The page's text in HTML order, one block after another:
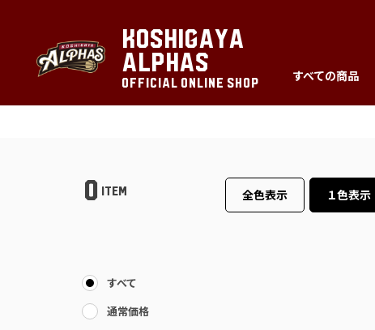
KOSHIGAYA
ALPHAS
OFFICIAL ONLINE SHOP すべての商品
0 ITEM 全色表示 １色表示
すべて
通常価格